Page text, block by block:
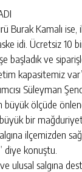
Burak Kamalı
idi. Ücretsiz 10
işe başladık ve
kapasitemiz
Süleyman
ölçüde
bir
ilçemizden
diye konuştu.
ulusal salgına